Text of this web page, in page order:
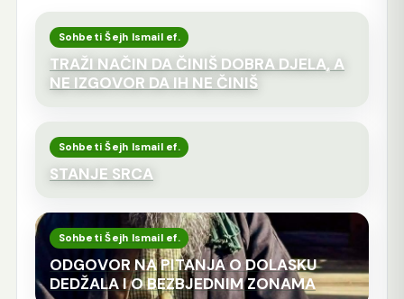
Sohbeti Šejh Ismail ef.
TRAŽI NAČIN DA ČINIŠ DOBRA DJELA, A
NE IZGOVOR DA IH NE ČINIŠ
Sohbeti Šejh Ismail ef.
STANJE SRCA
Sohbeti Šejh Ismail ef.
ODGOVOR NA PITANJA O DOLASKU
DEDŽALA I O BEZBJEDNIM ZONAMA